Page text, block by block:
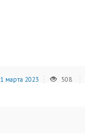
1 марта 2023
508